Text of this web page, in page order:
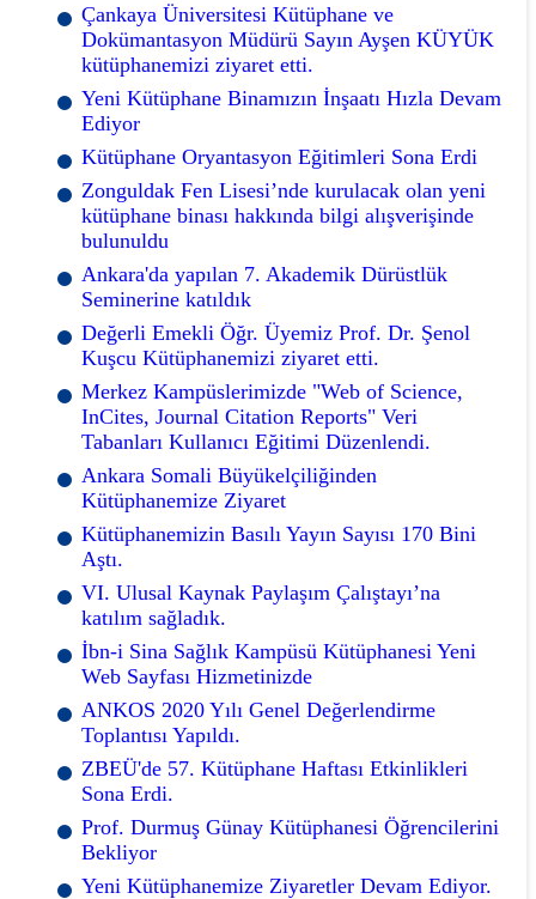
Çankaya Üniversitesi Kütüphane ve
Dokümantasyon Müdürü Sayın Ayşen KÜYÜK
kütüphanemizi ziyaret etti.
Yeni Kütüphane Binamızın İnşaatı Hızla Devam
Ediyor
Kütüphane Oryantasyon Eğitimleri Sona Erdi
Zonguldak Fen Lisesi’nde kurulacak olan yeni
kütüphane binası hakkında bilgi alışverişinde
bulunuldu
Ankara'da yapılan 7. Akademik Dürüstlük
Seminerine katıldık
Değerli Emekli Öğr. Üyemiz Prof. Dr. Şenol
Kuşcu Kütüphanemizi ziyaret etti.
Merkez Kampüslerimizde "Web of Science,
InCites, Journal Citation Reports" Veri
Tabanları Kullanıcı Eğitimi Düzenlendi.
Ankara Somali Büyükelçiliğinden
Kütüphanemize Ziyaret
Kütüphanemizin Basılı Yayın Sayısı 170 Bini
Aştı.
VI. Ulusal Kaynak Paylaşım Çalıştayı’na
katılım sağladık.
İbn-i Sina Sağlık Kampüsü Kütüphanesi Yeni
Web Sayfası Hizmetinizde
ANKOS 2020 Yılı Genel Değerlendirme
Toplantısı Yapıldı.
ZBEÜ'de 57. Kütüphane Haftası Etkinlikleri
Sona Erdi.
Prof. Durmuş Günay Kütüphanesi Öğrencilerini
Bekliyor
Yeni Kütüphanemize Ziyaretler Devam Ediyor.